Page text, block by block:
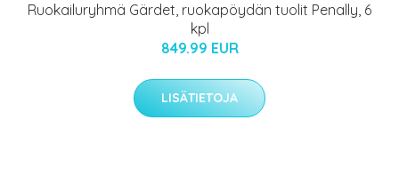
Ruokailuryhmä Gärdet, ruokapöydän tuolit Penally, 6
kpl
849.99 EUR
LISÄTIETOJA